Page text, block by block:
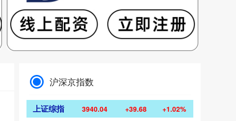
沪深京指数
上证综指 3940.04 +39.68 +1.02%